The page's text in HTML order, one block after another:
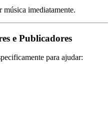
música imediatamente.
e Publicadores
para ajudar: